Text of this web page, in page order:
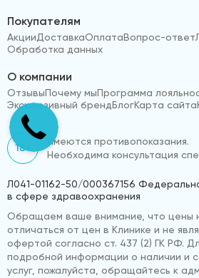
Покупателям
АкцииДоставкаОплатаВопрос-ответ
Обработка данных
О компании
ОтзывыПочему мыПрограмма
Эксклюзивный брендБлогКарта сайта
18+
Имеются противопоказания.
Необходима консультация
Л041-01162-50/000367156
в сфере здравоохранения
Обращаем ваше внимание, что цены
отличаться от цен в Клинике и не
офертой согласно ст. 437 (2) ГК РФ.
подробной информации о наличии и
услуг, пожалуйста, обращайтесь к